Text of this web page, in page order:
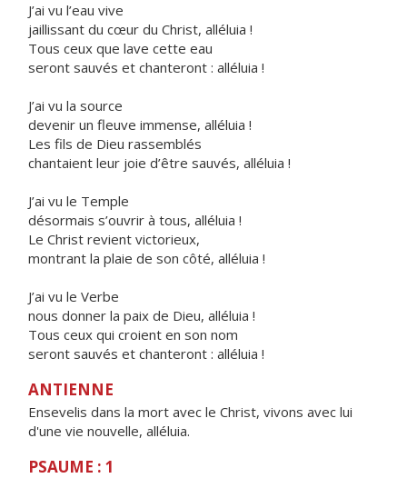
J’ai vu l’eau vive
jaillissant du cœur du Christ, alléluia !
Tous ceux que lave cette eau
seront sauvés et chanteront : alléluia !
J’ai vu la source
devenir un fleuve immense, alléluia !
Les fils de Dieu rassemblés
chantaient leur joie d’être sauvés, alléluia !
J’ai vu le Temple
désormais s’ouvrir à tous, alléluia !
Le Christ revient victorieux,
montrant la plaie de son côté, alléluia !
J’ai vu le Verbe
nous donner la paix de Dieu, alléluia !
Tous ceux qui croient en son nom
seront sauvés et chanteront : alléluia !
ANTIENNE
Ensevelis dans la mort avec le Christ, vivons avec lui
d'une vie nouvelle, alléluia.
PSAUME : 1